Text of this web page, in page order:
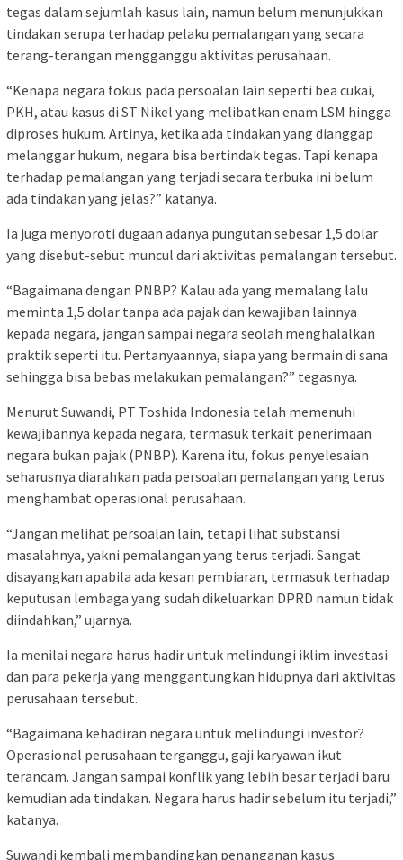
tegas dalam sejumlah kasus lain, namun belum menunjukkan
tindakan serupa terhadap pelaku pemalangan yang secara
terang-terangan mengganggu aktivitas perusahaan.
“Kenapa negara fokus pada persoalan lain seperti bea cukai,
PKH, atau kasus di ST Nikel yang melibatkan enam LSM hingga
diproses hukum. Artinya, ketika ada tindakan yang dianggap
melanggar hukum, negara bisa bertindak tegas. Tapi kenapa
terhadap pemalangan yang terjadi secara terbuka ini belum
ada tindakan yang jelas?” katanya.
Ia juga menyoroti dugaan adanya pungutan sebesar 1,5 dolar
yang disebut-sebut muncul dari aktivitas pemalangan tersebut.
“Bagaimana dengan PNBP? Kalau ada yang memalang lalu
meminta 1,5 dolar tanpa ada pajak dan kewajiban lainnya
kepada negara, jangan sampai negara seolah menghalalkan
praktik seperti itu. Pertanyaannya, siapa yang bermain di sana
sehingga bisa bebas melakukan pemalangan?” tegasnya.
Menurut Suwandi, PT Toshida Indonesia telah memenuhi
kewajibannya kepada negara, termasuk terkait penerimaan
negara bukan pajak (PNBP). Karena itu, fokus penyelesaian
seharusnya diarahkan pada persoalan pemalangan yang terus
menghambat operasional perusahaan.
“Jangan melihat persoalan lain, tetapi lihat substansi
masalahnya, yakni pemalangan yang terus terjadi. Sangat
disayangkan apabila ada kesan pembiaran, termasuk terhadap
keputusan lembaga yang sudah dikeluarkan DPRD namun tidak
diindahkan,” ujarnya.
Ia menilai negara harus hadir untuk melindungi iklim investasi
dan para pekerja yang menggantungkan hidupnya dari aktivitas
perusahaan tersebut.
“Bagaimana kehadiran negara untuk melindungi investor?
Operasional perusahaan terganggu, gaji karyawan ikut
terancam. Jangan sampai konflik yang lebih besar terjadi baru
kemudian ada tindakan. Negara harus hadir sebelum itu terjadi,”
katanya.
Suwandi kembali membandingkan penanganan kasus